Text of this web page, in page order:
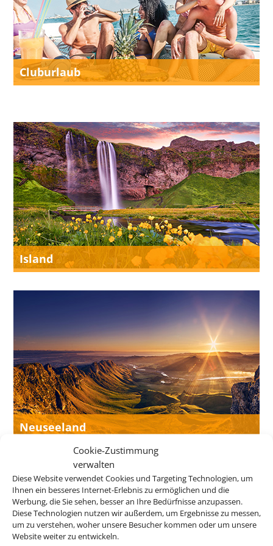
Cookie-Zustimmung
verwalten
Diese Website verwendet Cookies und Targeting Technologien, um
Ihnen ein besseres Internet-Erlebnis zu ermöglichen und die
Werbung, die Sie sehen, besser an Ihre Bedürfnisse anzupassen.
Diese Technologien nutzen wir außerdem, um Ergebnisse zu messen,
um zu verstehen, woher unsere Besucher kommen oder um unsere
Website weiter zu entwickeln.
Cluburlaub
Island
Neuseeland